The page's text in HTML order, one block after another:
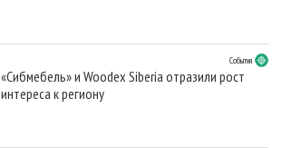
События
«Сибмебель» и Woodex Siberia отразили рост
интереса к региону